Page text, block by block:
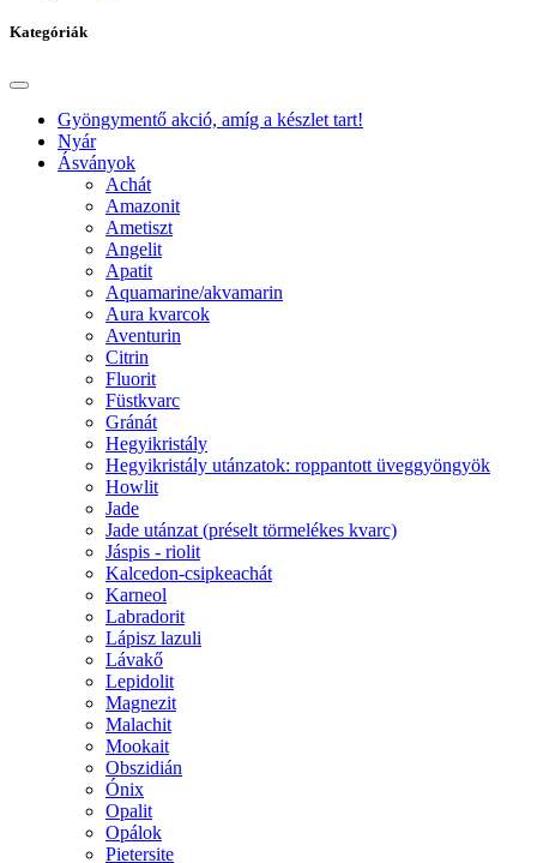
Kategóriák
Gyöngymentő akció, amíg a készlet tart!
Nyár
Ásványok
Achát
Amazonit
Ametiszt
Angelit
Apatit
Aquamarine/akvamarin
Aura kvarcok
Aventurin
Citrin
Fluorit
Füstkvarc
Gránát
Hegyikristály
Hegyikristály utánzatok: roppantott üveggyöngyök
Howlit
Jade
Jade utánzat (préselt törmelékes kvarc)
Jáspis - riolit
Kalcedon-csipkeachát
Karneol
Labradorit
Lápisz lazuli
Lávakő
Lepidolit
Magnezit
Malachit
Mookait
Obszidián
Ónix
Opalit
Opálok
Pietersite